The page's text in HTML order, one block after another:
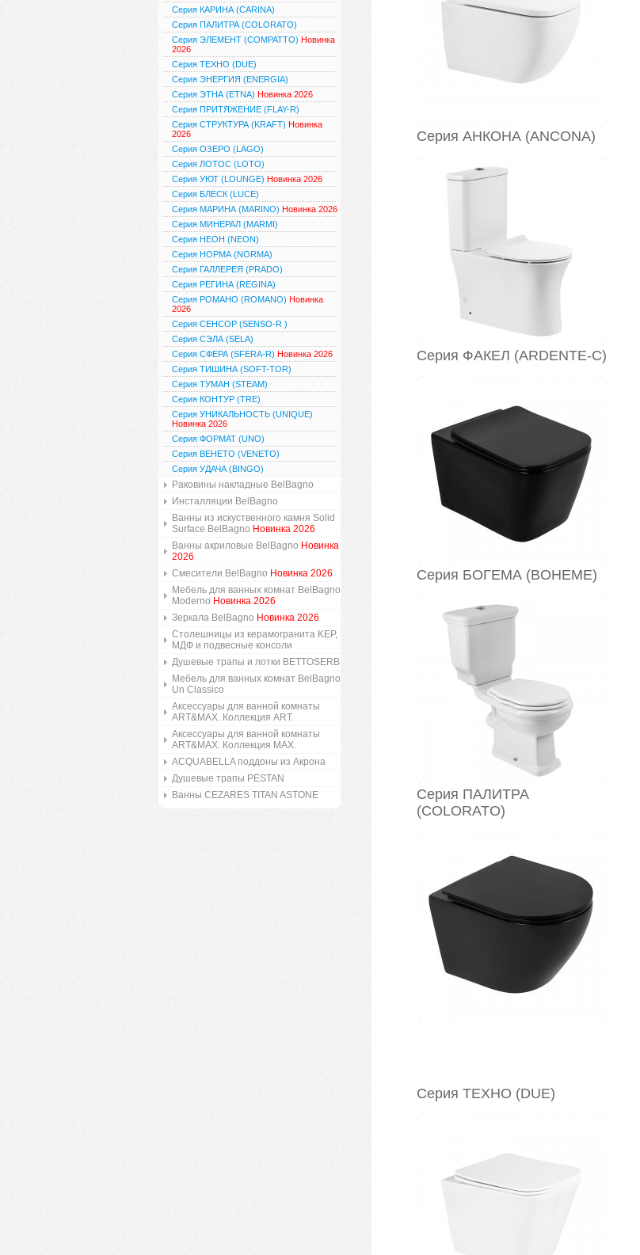
Серия КАРИНА (CARINA)
Серия ПАЛИТРА (COLORATO)
Серия ЭЛЕМЕНТ (COMPATTO) Новинка
2026
Серия ТЕХНО (DUE)
Серия ЭНЕРГИЯ (ENERGIA)
Серия ЭТНА (ETNA) Новинка 2026
Серия ПРИТЯЖЕНИЕ (FLAY-R)
Серия СТРУКТУРА (KRAFT) Новинка
2026
Серия ОЗЕРО (LAGO)
Серия ЛОТОС (LOTO)
Серия УЮТ (LOUNGE) Новинка 2026
Серия БЛЕСК (LUCE)
Серия МАРИНА (MARINO) Новинка 2026
Серия МИНЕРАЛ (MARMI)
Серия НЕОН (NEON)
Серия НОРМА (NORMA)
Серия ГАЛЛЕРЕЯ (PRADO)
Серия РЕГИНА (REGINA)
Серия РОМАНО (ROMANO) Новинка
2026
Серия СЕНСОР (SENSO-R )
Серия СЭЛА (SELA)
Серия СФЕРА (SFERA-R) Новинка 2026
Серия ТИШИНА (SOFT-TOR)
Серия ТУМАН (STEAM)
Серия КОНТУР (TRE)
Серия УНИКАЛЬНОСТЬ (UNIQUE)
Новинка 2026
Серия ФОРМАТ (UNO)
Серия ВЕНЕТО (VENETO)
Серия УДАЧА (BINGO)
Раковины накладные BelBagno
Инсталляции BelBagno
Ванны из искуственного камня Solid
Surface BelBagno Новинка 2026
Ванны акриловые BelBagno Новинка
2026
Смесители BelBagno Новинка 2026
Мебель для ванных комнат BelBagno
Moderno Новинка 2026
Зеркала BelBagno Новинка 2026
Столешницы из керамогранита KEP,
МДФ и подвесные консоли
Душевые трапы и лотки BETTOSERB
Мебель для ванных комнат BelBagno
Un Classico
Аксессуары для ванной комнаты
ART&MAX. Коллекция ART.
Аксессуары для ванной комнаты
ART&MAX. Коллекция MAX.
ACQUABELLA поддоны из Акрона
Душевые трапы PESTAN
Ванны CEZARES TITAN ASTONE
Серия АНКОНА (ANCONA)
Серия ФАКЕЛ (ARDENTE-C)
Серия БОГЕМА (BOHEME)
Серия ПАЛИТРА
(COLORATO)
Серия ТЕХНО (DUE)